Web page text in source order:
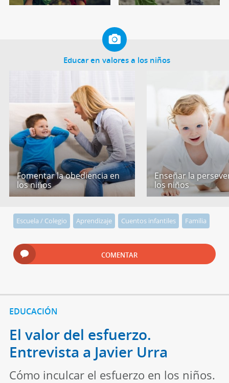
Educar en valores a los niños
Fomentar la obediencia en
los niños
Enseñar la
los niños
Escuela / Colegio Aprendizaje Cuentos infantiles Familia
COMENTAR
EDUCACIÓN
El valor del esfuerzo.
Entrevista a Javier Urra
Cómo inculcar el esfuerzo en los niños.